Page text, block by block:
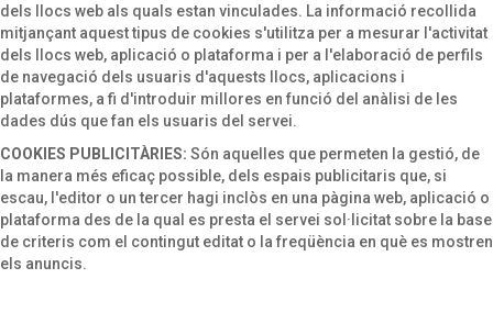
dels llocs web als quals estan vinculades. La informació recollida
mitjançant aquest tipus de cookies s'utilitza per a mesurar l'activitat
dels llocs web, aplicació o plataforma i per a l'elaboració de perfils
de navegació dels usuaris d'aquests llocs, aplicacions i
plataformes, a fi d'introduir millores en funció del anàlisi de les
dades dús que fan els usuaris del servei.
COOKIES PUBLICITÀRIES: Són aquelles que permeten la gestió, de
la manera més eficaç possible, dels espais publicitaris que, si
escau, l'editor o un tercer hagi inclòs en una pàgina web, aplicació o
plataforma des de la qual es presta el servei sol·licitat sobre la base
de criteris com el contingut editat o la freqüència en què es mostren
els anuncis.